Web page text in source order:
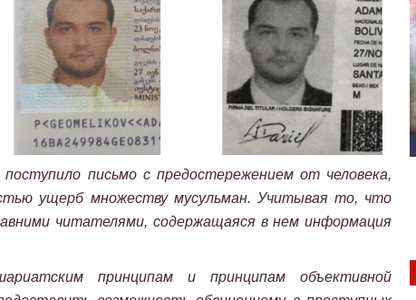
письмо с предостережением от человека,
ущерб множеству мусульман. Учитывая то, что
читателями, содержащаяся в нем информация
принципам и принципам объективной